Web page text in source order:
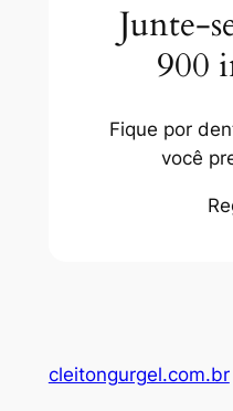
Junte-
900
Fique por
você
cleitongurgel.com.br